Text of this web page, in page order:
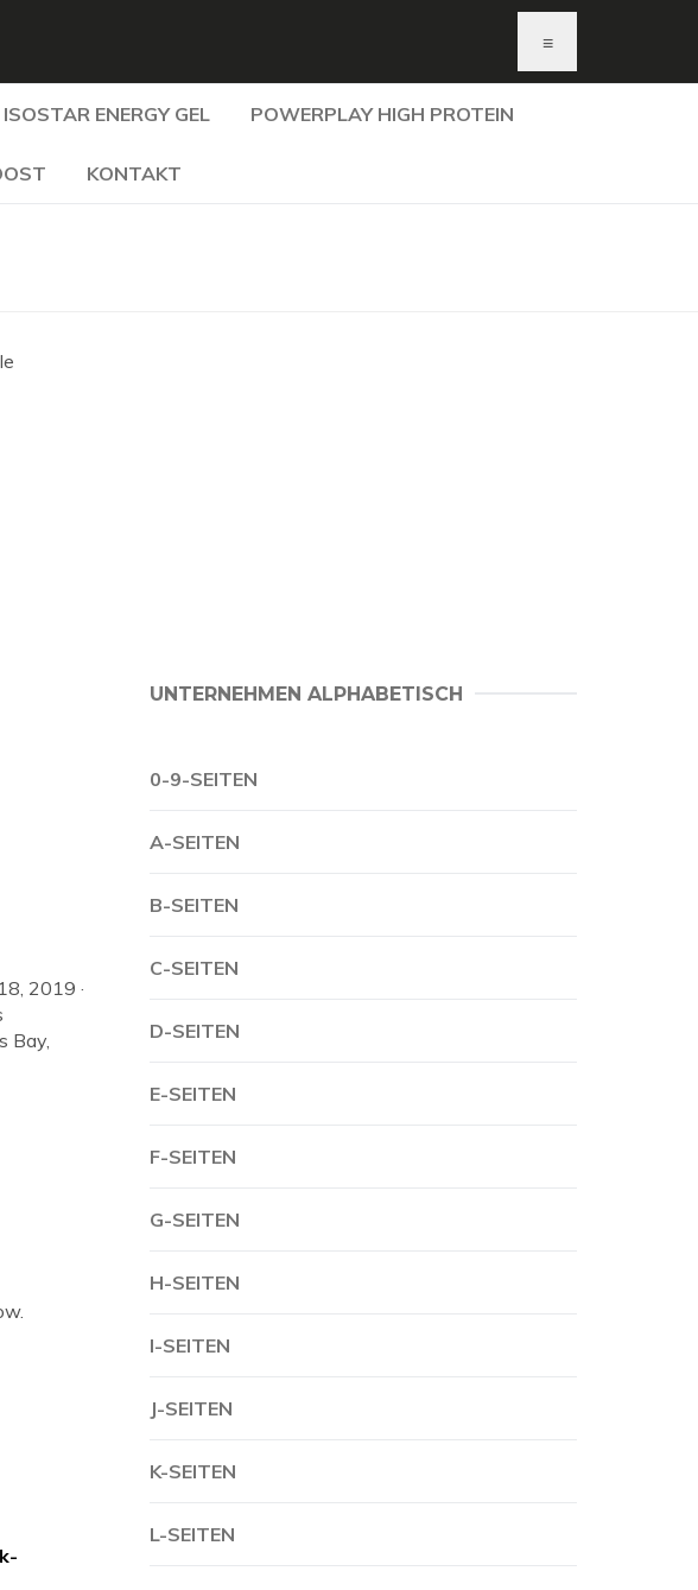
≡
ISOSTAR ENERGY GEL POWERPLAY HIGH PROTEIN
KONTAKT
2019 ·
Bay,
UNTERNEHMEN ALPHABETISCH
0-9-SEITEN
A-SEITEN
B-SEITEN
C-SEITEN
D-SEITEN
E-SEITEN
F-SEITEN
G-SEITEN
H-SEITEN
I-SEITEN
J-SEITEN
K-SEITEN
L-SEITEN